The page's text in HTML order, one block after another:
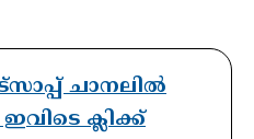
ചാനലിൽ
ക്ലിക്ക്